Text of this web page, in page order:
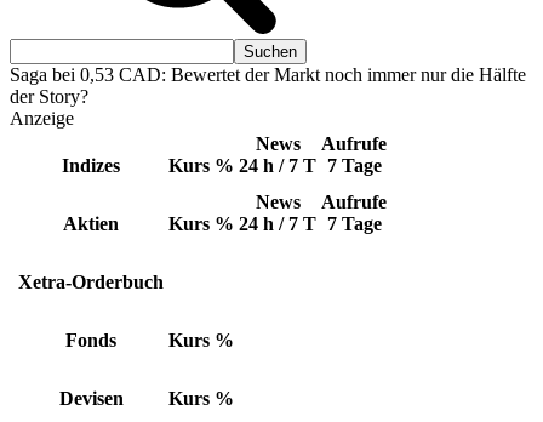
Saga bei 0,53 CAD: Bewertet der Markt noch immer nur die Hälfte
der Story?
Anzeige
Indizes Kurs %
News
24 h / 7 T
Aufrufe
7 Tage
Aktien Kurs %
News
24 h / 7 T
Aufrufe
7 Tage
Xetra-Orderbuch
Fonds Kurs %
Devisen Kurs %